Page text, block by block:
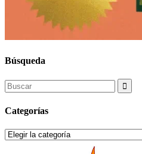
Búsqueda
Search
for:
Categorías
Categorías